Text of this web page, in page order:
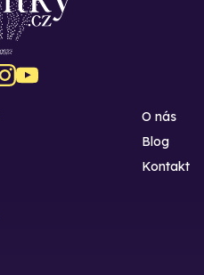
O nás
Blog
Kontakt